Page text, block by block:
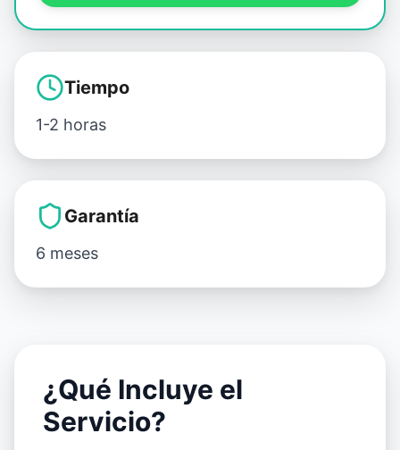
Tiempo
1-2 horas
Garantía
6 meses
¿Qué Incluye el
Servicio?